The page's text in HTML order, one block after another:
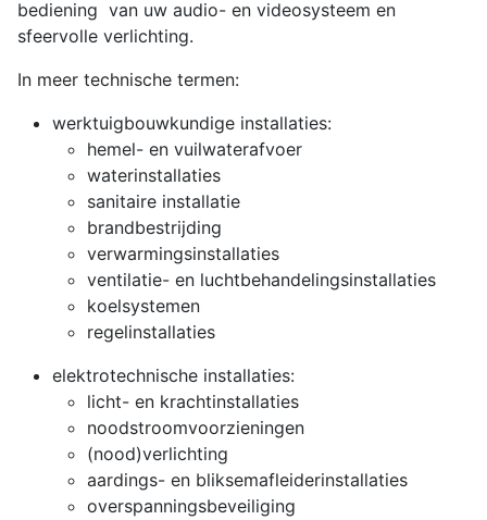
bediening van uw audio- en videosysteem en
sfeervolle verlichting.
In meer technische termen:
werktuigbouwkundige installaties:
hemel- en vuilwaterafvoer
waterinstallaties
sanitaire installatie
brandbestrijding
verwarmingsinstallaties
ventilatie- en luchtbehandelingsinstallaties
koelsystemen
regelinstallaties
elektrotechnische installaties:
licht- en krachtinstallaties
noodstroomvoorzieningen
(nood)verlichting
aardings- en bliksemafleiderinstallaties
overspanningsbeveiliging